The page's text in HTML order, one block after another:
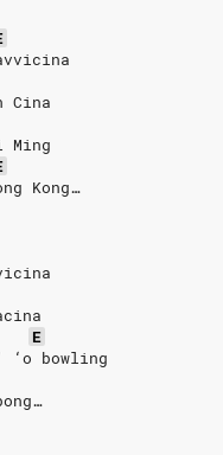
Cina
Kong…
E
bowling